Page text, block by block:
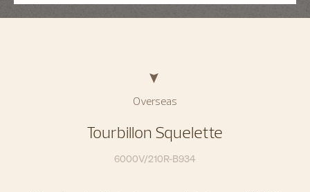
Overseas
Tourbillon Squelette
6000V/210R-B934